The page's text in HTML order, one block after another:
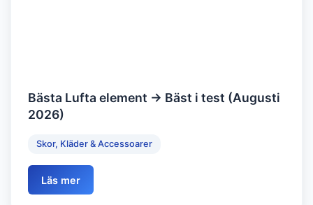
Bästa Lufta element → Bäst i test (Augusti
2026)
Skor, Kläder & Accessoarer
Läs mer